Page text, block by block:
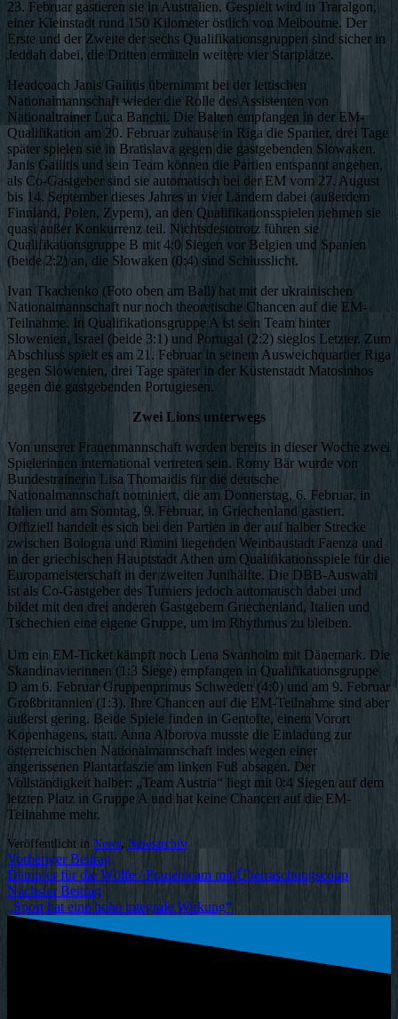
23. Februar gastieren sie in Australien. Gespielt wird in Traralgon,
einer Kleinstadt rund 150 Kilometer östlich von Melbourne. Der
Erste und der Zweite der sechs Qualifikationsgruppen sind sicher in
Jeddah dabei, die Dritten ermitteln weitere vier Startplätze.
Headcoach Janis Gailitis übernimmt bei der lettischen
Nationalmannschaft wieder die Rolle des Assistenten von
Nationaltrainer Luca Banchi. Die Balten empfangen in der EM-
Qualifikation am 20. Februar zuhause in Riga die Spanier, drei Tage
später spielen sie in Bratislava gegen die gastgebenden Slowaken.
Janis Gailitis und sein Team können die Partien entspannt angehen,
als Co-Gastgeber sind sie automatisch bei der EM vom 27. August
bis 14. September dieses Jahres in vier Ländern dabei (außerdem
Finnland, Polen, Zypern), an den Qualifikationsspielen nehmen sie
quasi außer Konkurrenz teil. Nichtsdestotrotz führen sie
Qualifikationsgruppe B mit 4:0 Siegen vor Belgien und Spanien
(beide 2:2) an, die Slowaken (0:4) sind Schlusslicht.
Ivan Tkachenko (Foto oben am Ball) hat mit der ukrainischen
Nationalmannschaft nur noch theoretische Chancen auf die EM-
Teilnahme. In Qualifikationsgruppe A ist sein Team hinter
Slowenien, Israel (beide 3:1) und Portugal (2:2) sieglos Letzter. Zum
Abschluss spielt es am 21. Februar in seinem Ausweichquartier Riga
gegen Slowenien, drei Tage später in der Küstenstadt Matosinhos
gegen die gastgebenden Portugiesen.
Zwei Lions unterwegs
Von unserer Frauenmannschaft werden bereits in dieser Woche zwei
Spielerinnen international vertreten sein. Romy Bär wurde von
Bundestrainerin Lisa Thomaidis für die deutsche
Nationalmannschaft nominiert, die am Donnerstag, 6. Februar, in
Italien und am Sonntag, 9. Februar, in Griechenland gastiert.
Offiziell handelt es sich bei den Partien in der auf halber Strecke
zwischen Bologna und Rimini liegenden Weinbaustadt Faenza und
in der griechischen Hauptstadt Athen um Qualifikationsspiele für die
Europameisterschaft in der zweiten Junihälfte. Die DBB-Auswahl
ist als Co-Gastgeber des Turniers jedoch automatisch dabei und
bildet mit den drei anderen Gastgebern Griechenland, Italien und
Tschechien eine eigene Gruppe, um im Rhythmus zu bleiben.
Um ein EM-Ticket kämpft noch Lena Svanholm mit Dänemark. Die
Skandinavierinnen (1:3 Siege) empfangen in Qualifikationsgruppe
D am 6. Februar Gruppenprimus Schweden (4:0) und am 9. Februar
Großbritannien (1:3). Ihre Chancen auf die EM-Teilnahme sind aber
äußerst gering. Beide Spiele finden in Gentofte, einem Vorort
Kopenhagens, statt. Anna Alborova musste die Einladung zur
österreichischen Nationalmannschaft indes wegen einer
angerissenen Plantarfaszie am linken Fuß absagen. Der
Vollständigkeit halber: „Team Austria“ liegt mit 0:4 Siegen auf dem
letzten Platz in Gruppe A und hat keine Chancen auf die EM-
Teilnahme mehr.
Veröffentlicht in News, Newsarchiv
Vorheriger Beitrag
Dämpfer für die Wölfe / Frauenteam mit Überraschungscoup
Nächster Beitrag
„Sport hat eine hohe integrale Wirkung“